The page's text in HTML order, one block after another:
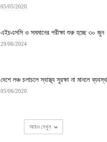
05/05/2020
এইচএসসি ও সমমানের পরীক্ষা শুরু হচ্ছে ৩০ জুন
29/06/2024
দেশে লঞ্চ চলাচলে স্বাস্থ্য সুরক্ষা না মানলে
05/06/2020
আরও দেখুন